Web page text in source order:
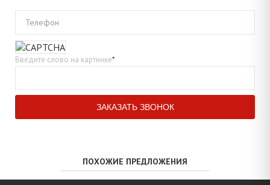
Телефон
Введите слово на картинке*
ПОХОЖИЕ ПРЕДЛОЖЕНИЯ